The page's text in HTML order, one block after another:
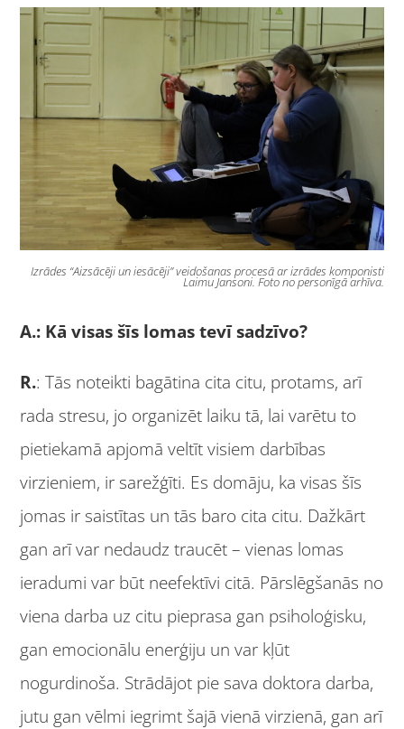
Izrādes “Aizsācēji un iesācēji” veidošanas procesā ar izrādes komponisti
Laimu Jansoni. Foto no personīgā arhīva.
A.: Kā visas šīs lomas tevī sadzīvo?
R.: Tās noteikti bagātina cita citu, protams, arī
rada stresu, jo organizēt laiku tā, lai varētu to
pietiekamā apjomā veltīt visiem darbības
virzieniem, ir sarežģīti. Es domāju, ka visas šīs
jomas ir saistītas un tās baro cita citu. Dažkārt
gan arī var nedaudz traucēt – vienas lomas
ieradumi var būt neefektīvi citā. Pārslēgšanās no
viena darba uz citu pieprasa gan psiholoģisku,
gan emocionālu enerģiju un var kļūt
nogurdinoša. Strādājot pie sava doktora darba,
jutu gan vēlmi iegrimt šajā vienā virzienā, gan arī